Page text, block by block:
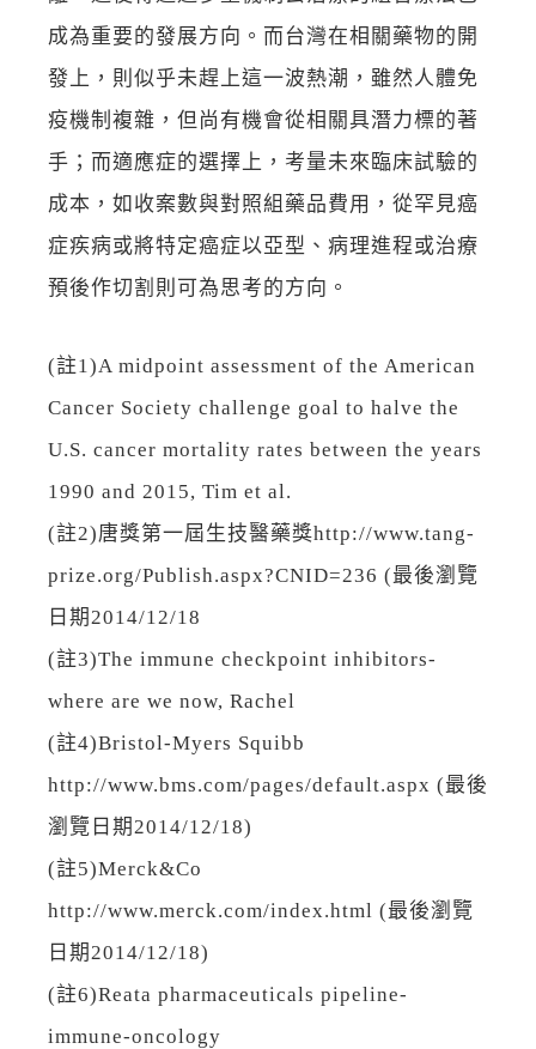
成為重要的發展方向。而台灣在相關藥物的開
發上，則似乎未趕上這一波熱潮，雖然人體免
疫機制複雜，但尚有機會從相關具潛力標的著
手；而適應症的選擇上，考量未來臨床試驗的
成本，如收案數與對照組藥品費用，從罕見癌
症疾病或將特定癌症以亞型、病理進程或治療
預後作切割則可為思考的方向。
(註1)A midpoint assessment of the American
Cancer Society challenge goal to halve the
U.S. cancer mortality rates between the years
1990 and 2015, Tim et al.
(註2)唐獎第一屆生技醫藥獎http://www.tang-
prize.org/Publish.aspx?CNID=236 (最後瀏覽
日期2014/12/18
(註3)The immune checkpoint inhibitors-
where are we now, Rachel
(註4)Bristol-Myers Squibb
http://www.bms.com/pages/default.aspx (最後
瀏覽日期2014/12/18)
(註5)Merck&Co
http://www.merck.com/index.html (最後瀏覽
日期2014/12/18)
(註6)Reata pharmaceuticals pipeline-
immune-oncology